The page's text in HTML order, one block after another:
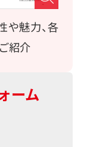
や魅力、各
紹介
ーム